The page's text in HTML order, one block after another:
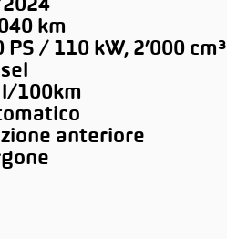
km
PS / 110 kW, 2’000 cm³
l/100km
anteriore